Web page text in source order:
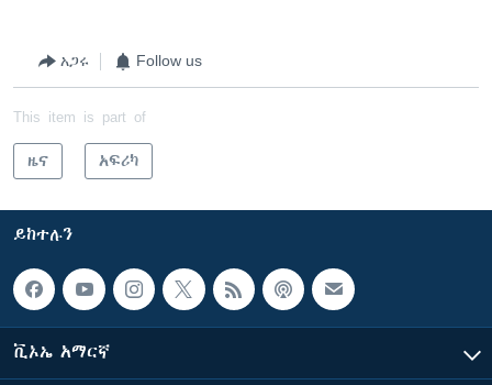
አጋሩ Follow us
This item is part of
ዜና አፍሪካ
ይከተሉን
ቪኦኤ አማርኛ